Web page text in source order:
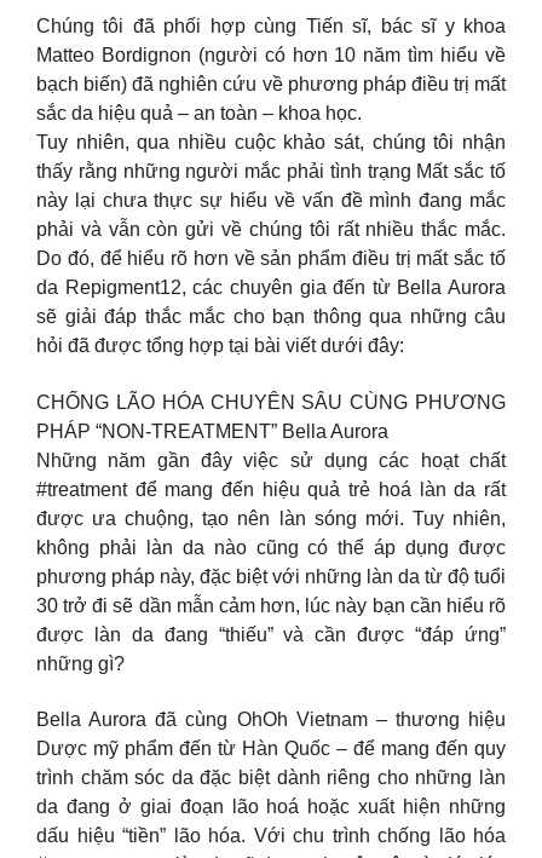
Chúng tôi đã phối hợp cùng Tiến sĩ, bác sĩ y khoa
Matteo Bordignon (người có hơn 10 năm tìm hiểu về
bạch biến) đã nghiên cứu về phương pháp điều trị mất
sắc da hiệu quả – an toàn – khoa học.
Tuy nhiên, qua nhiều cuộc khảo sát, chúng tôi nhận
thấy rằng những người mắc phải tình trạng Mất sắc tố
này lại chưa thực sự hiểu về vấn đề mình đang mắc
phải và vẫn còn gửi về chúng tôi rất nhiều thắc mắc.
Do đó, để hiểu rõ hơn về sản phẩm điều trị mất sắc tố
da Repigment12, các chuyên gia đến từ Bella Aurora
sẽ giải đáp thắc mắc cho bạn thông qua những câu
hỏi đã được tổng hợp tại bài viết dưới đây:
CHỐNG LÃO HÓA CHUYÊN SÂU CÙNG PHƯƠNG
PHÁP “NON-TREATMENT” Bella Aurora
Những năm gần đây việc sử dụng các hoạt chất
#treatment để mang đến hiệu quả trẻ hoá làn da rất
được ưa chuộng, tạo nên làn sóng mới. Tuy nhiên,
không phải làn da nào cũng có thể áp dụng được
phương pháp này, đặc biệt với những làn da từ độ tuổi
30 trở đi sẽ dần mẫn cảm hơn, lúc này bạn cần hiểu rõ
được làn da đang “thiếu” và cần được “đáp ứng”
những gì?
Bella Aurora đã cùng OhOh Vietnam – thương hiệu
Dược mỹ phẩm đến từ Hàn Quốc – để mang đến quy
trình chăm sóc da đặc biệt dành riêng cho những làn
da đang ở giai đoạn lão hoá hoặc xuất hiện những
dấu hiệu “tiền” lão hóa. Với chu trình chống lão hóa